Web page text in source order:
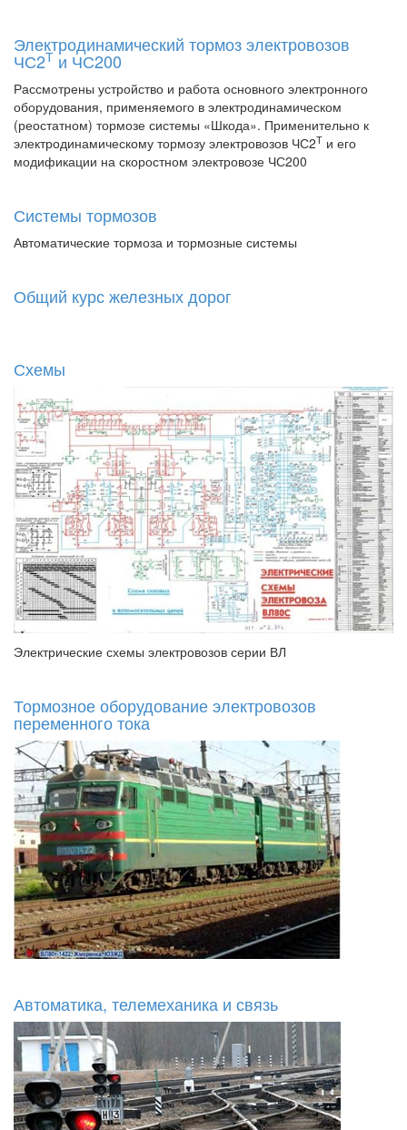
Электродинамический тормоз электровозов
ЧС2Т и ЧС200
Рассмотрены устройство и работа основного электронного
оборудования, применяемого в электродинамическом
(реостатном) тормозе системы «Шкода». Применительно к
электродинамическому тормозу электровозов ЧС2Т и его
модификации на скоростном электровозе ЧС200
Системы тормозов
Автоматические тормоза и тормозные системы
Общий курс железных дорог
Схемы
Электрические схемы электровозов серии ВЛ
Тормозное оборудование электровозов
переменного тока
Автоматика, телемеханика и связь